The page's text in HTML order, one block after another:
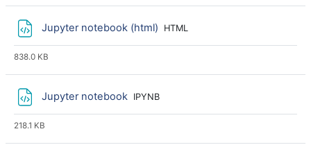
Jupyter notebook (html) Archivo
HTML
838.0 KB
Jupyter notebook Archivo
IPYNB
218.1 KB